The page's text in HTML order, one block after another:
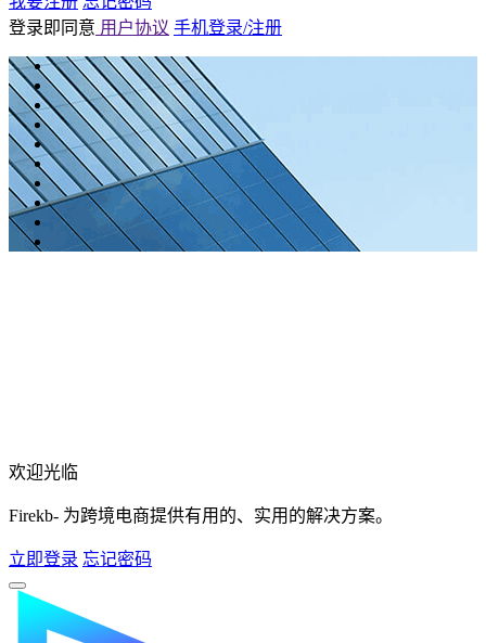
登录即同意 用户协议 手机登录/注册
欢迎光临
Firekb- 为跨境电商提供有用的、实用的解决方案。
立即登录 忘记密码